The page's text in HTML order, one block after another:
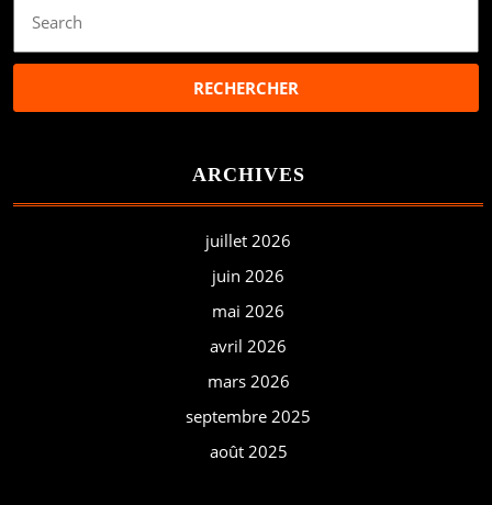
for:
ARCHIVES
juillet 2026
juin 2026
mai 2026
avril 2026
mars 2026
septembre 2025
août 2025